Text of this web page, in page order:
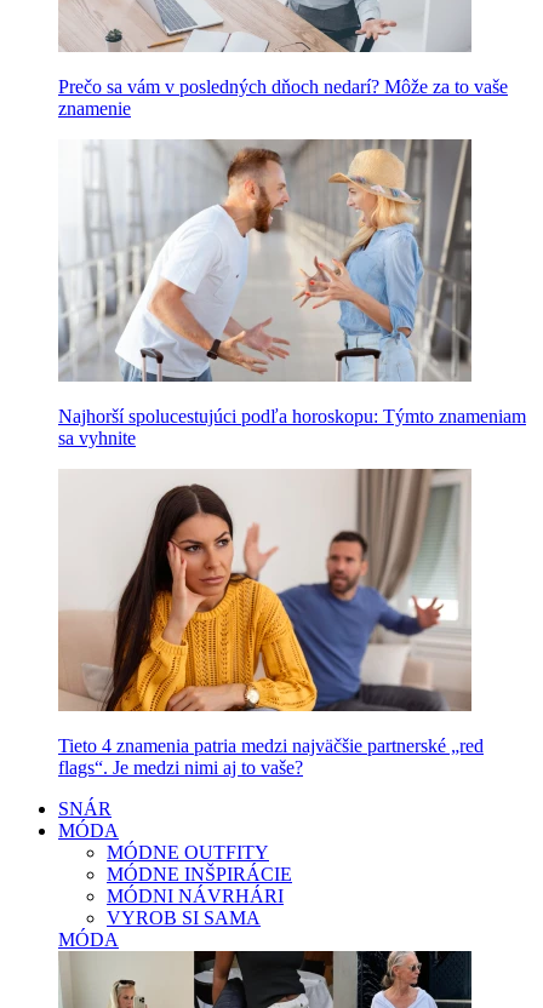
Prečo sa vám v posledných dňoch nedarí? Môže za to vaše
znamenie
Najhorší spolucestujúci podľa horoskopu: Týmto znameniam
sa vyhnite
Tieto 4 znamenia patria medzi najväčšie partnerské „red
flags“. Je medzi nimi aj to vaše?
SNÁR
MÓDA
MÓDNE OUTFITY
MÓDNE INŠPIRÁCIE
MÓDNI NÁVRHÁRI
VYROB SI SAMA
MÓDA